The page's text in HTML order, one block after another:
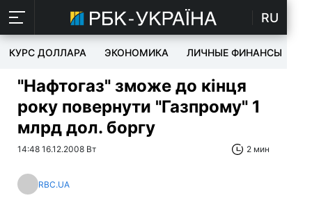
RU
КУРС ДОЛЛАРА ЭКОНОМИКА ЛИЧНЫЕ ФИНАНСЫ
"Нафтогаз" зможе до кінця
року повернути "Газпрому" 1
млрд дол. боргу
14:48 16.12.2008 Вт 2 мин
RBC.UA